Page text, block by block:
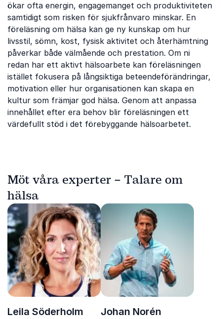
ökar ofta energin, engagemanget och produktiviteten
samtidigt som risken för sjukfrånvaro minskar. En
föreläsning om hälsa kan ge ny kunskap om hur
livsstil, sömn, kost, fysisk aktivitet och återhämtning
påverkar både välmående och prestation. Om ni
redan har ett aktivt hälsoarbete kan föreläsningen
istället fokusera på långsiktiga beteendeförändringar,
motivation eller hur organisationen kan skapa en
kultur som främjar god hälsa. Genom att anpassa
innehållet efter era behov blir föreläsningen ett
värdefullt stöd i det förebyggande hälsoarbetet.
Möt våra experter – Talare om
hälsa
Leila Söderholm Johan Norén